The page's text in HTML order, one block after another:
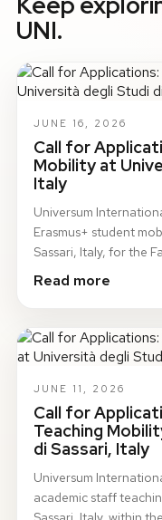
UNI.
JUNE 16, 2026
Call for
Mobility at
Italy
Universum
Erasmus+ student
Sassari, Italy, for the
Read more
JUNE 11, 2026
Call for
Teaching
di Sassari, Italy
Universum
academic staff